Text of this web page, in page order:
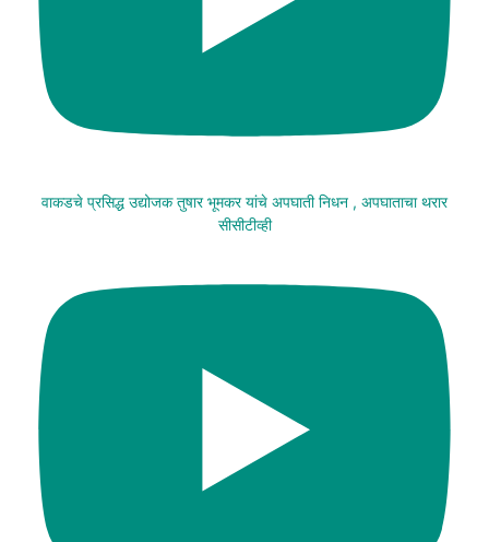
वाकडचे प्रसिद्ध उद्योजक तुषार भूमकर यांचे अपघाती निधन , अपघाताचा थरार
सीसीटीव्ही